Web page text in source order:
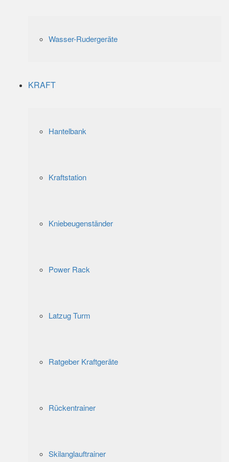
Wasser-Rudergeräte
KRAFT
Hantelbank
Kraftstation
Kniebeugenständer
Power Rack
Latzug Turm
Ratgeber Kraftgeräte
Rückentrainer
Skilanglauftrainer